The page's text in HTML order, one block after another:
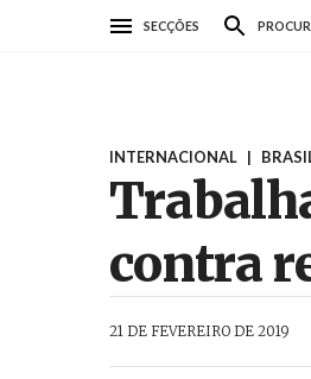
SECÇÕES
INTERNACIONAL |
contra
21 DE FEVEREIRO DE 2019